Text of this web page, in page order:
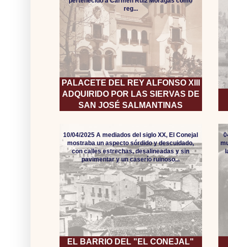
PALACETE DEL REY ALFONSO XIII
ADQUIRIDO POR LAS SIERVAS DE
SAN JOSÉ SALMANTINAS
reg...
EL BARRIO DEL "EL CONEJAL"
10/04/2025 A mediados del siglo XX, El Conejal
mostraba un aspecto sórdido y descuidado,
con calles estrechas, desalineadas y sin
pavimentar y un caserío ruinoso...